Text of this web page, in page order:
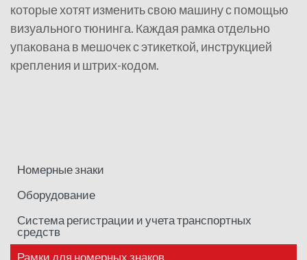
которые хотят изменить свою машину с помощью
визуального тюнинга. Каждая рамка отдельно
упакована в мешочек с этикеткой, инструкцией
крепления и штрих-кодом.
Номерные знаки
Оборудование
Система регистрации и учета транспортных
средств
Рамки для номерных знаков